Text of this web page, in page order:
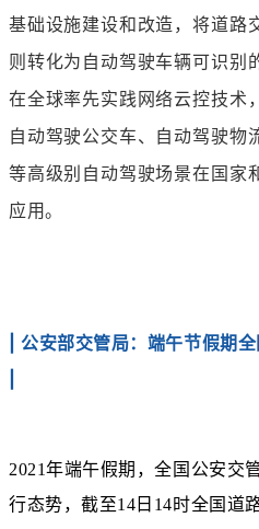
基础设施建设和改造，将道路
则转化为自动驾驶车辆可识别
在全球率先实践网络云控技术
自动驾驶公交车、自动驾驶物
等高级别自动驾驶场景在国家
应用。
|公安部交管局：端午节假期
2021年端午假期，全国公安交
行态势，截至14日14时全国道